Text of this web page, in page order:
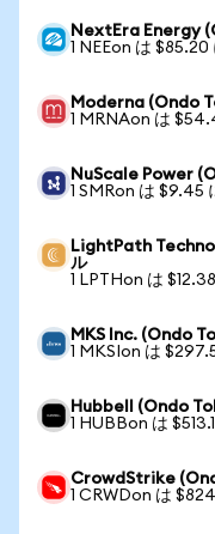
NextEra Energy
1 NEEon は $85.20
Moderna (Ondo
1 MRNAon は
NuScale Power
1 SMRon は $9.45
LightPath
ル
1 LPTHon は
MKS Inc. (Ondo
1 MKSIon は
Hubbell (Ondo
1 HUBBon は
CrowdStrike
1 CRWDon は